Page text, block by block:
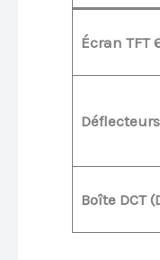
Écran TFT
Boîte DCT